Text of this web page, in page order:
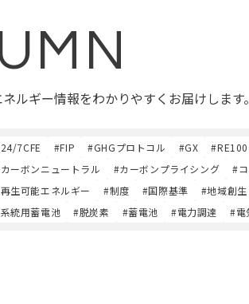
ルギー情報をわかりやすくお届けします。
7CFE #FIP #GHGプロトコル #GX #RE100
ーボンニュートラル
#カーボンプライシング #
生可能エネルギー
#制度 #国際基準 #地域創生
統用蓄電池
#脱炭素 #蓄電池 #電力調達 #電